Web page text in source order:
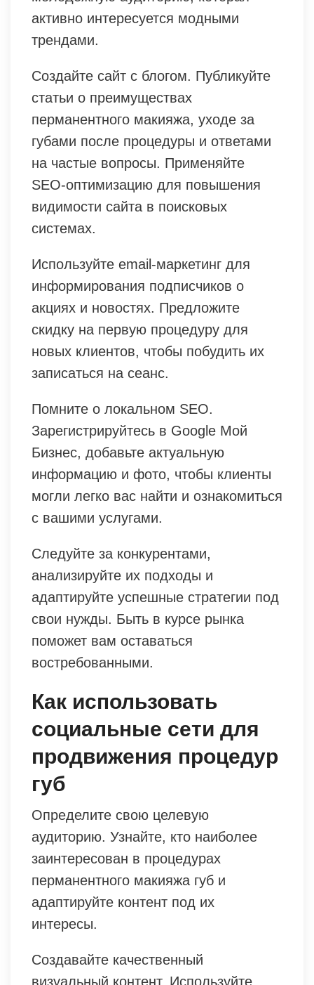
активно интересуется модными
трендами.
Создайте сайт с блогом. Публикуйте
статьи о преимуществах
перманентного макияжа, уходе за
губами после процедуры и ответами
на частые вопросы. Применяйте
SEO-оптимизацию для повышения
видимости сайта в поисковых
системах.
Используйте email-маркетинг для
информирования подписчиков о
акциях и новостях. Предложите
скидку на первую процедуру для
новых клиентов, чтобы побудить их
записаться на сеанс.
Помните о локальном SEO.
Зарегистрируйтесь в Google Мой
Бизнес, добавьте актуальную
информацию и фото, чтобы клиенты
могли легко вас найти и ознакомиться
с вашими услугами.
Следуйте за конкурентами,
анализируйте их подходы и
адаптируйте успешные стратегии под
свои нужды. Быть в курсе рынка
поможет вам оставаться
востребованными.
Как использовать
социальные сети для
продвижения процедур
губ
Определите свою целевую
аудиторию. Узнайте, кто наиболее
заинтересован в процедурах
перманентного макияжа губ и
адаптируйте контент под их
интересы.
Создавайте качественный
визуальный контент. Используйте